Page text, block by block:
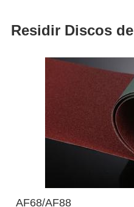
Residir Discos
AF68/AF88